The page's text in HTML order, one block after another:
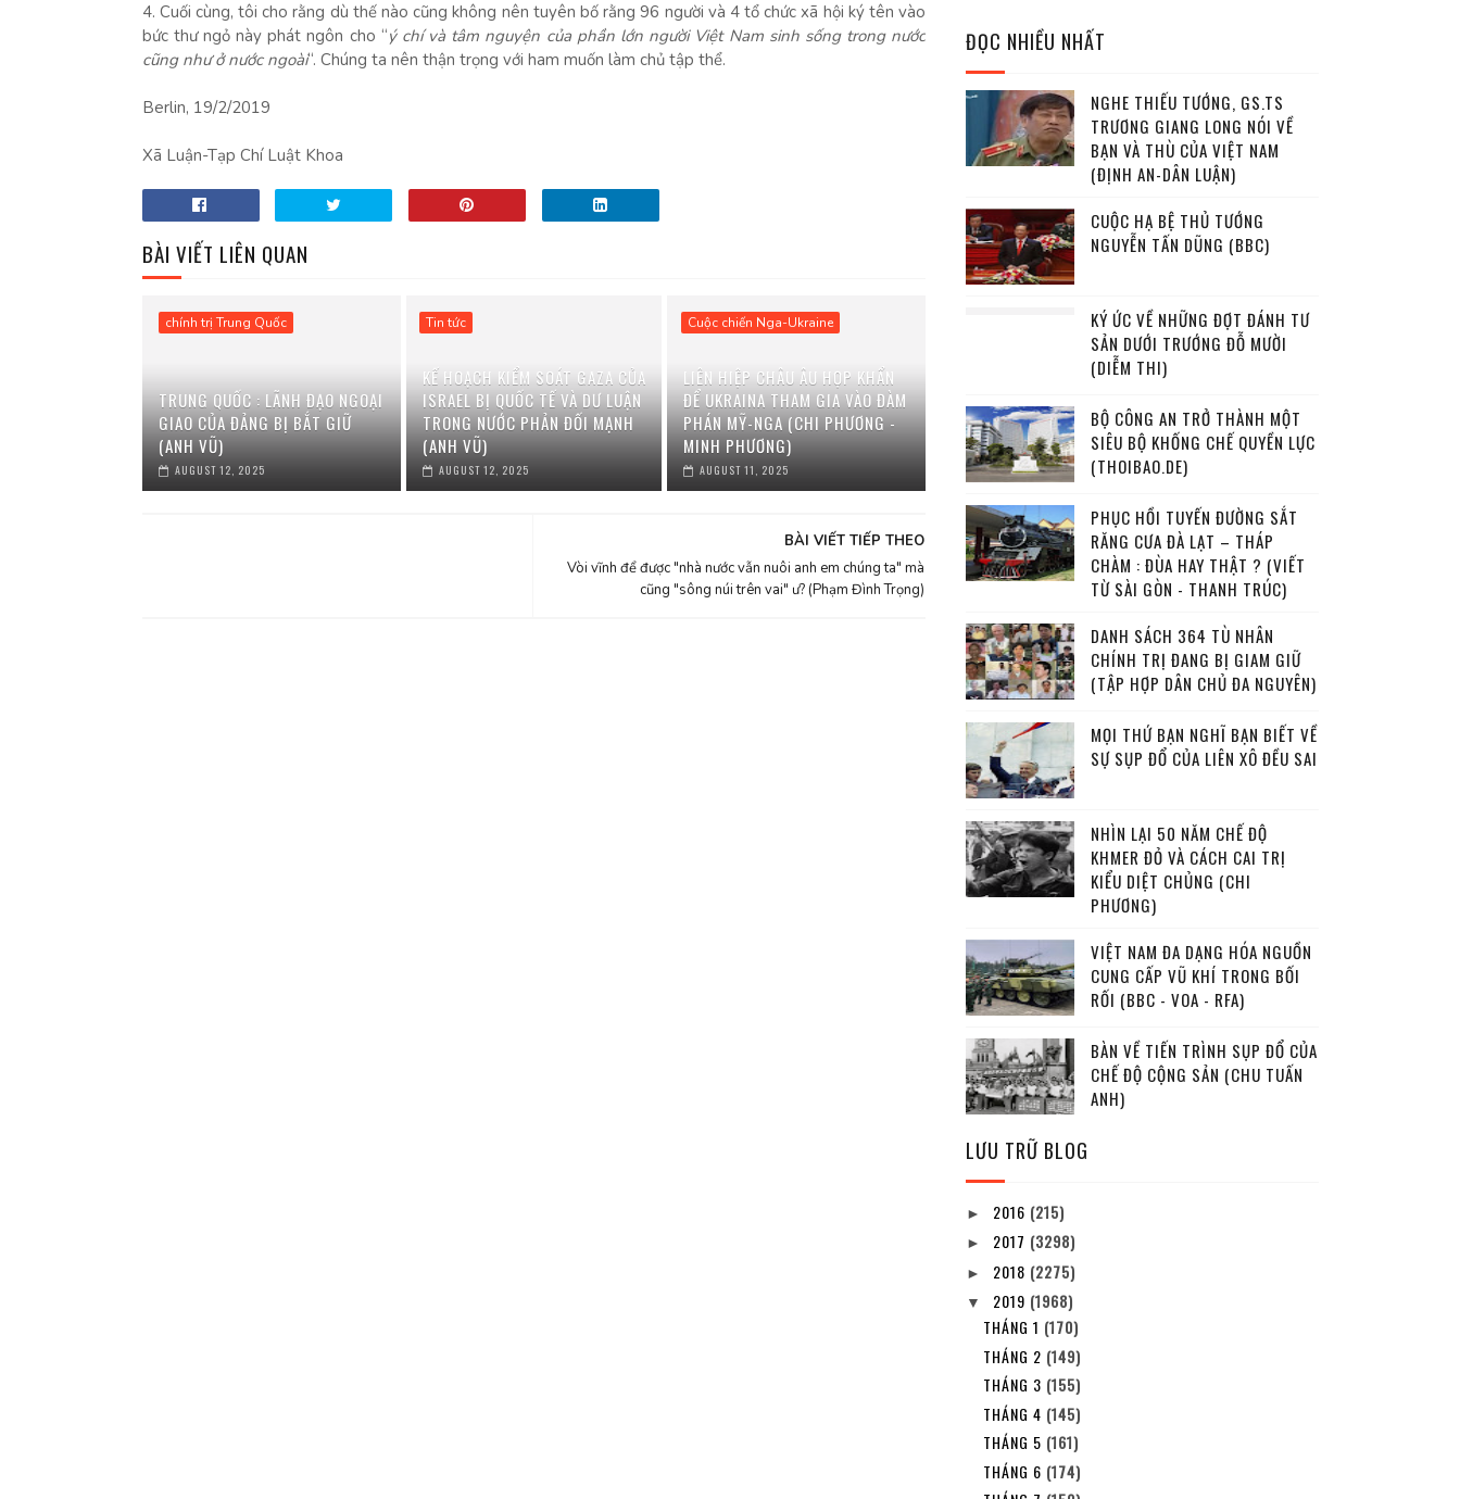
4. Cuối cùng, tôi cho rằng dù thế nào cũng không nên tuyên bố rằng 96 người và 4 tổ chức xã hội ký tên vào
bức thư ngỏ này phát ngôn cho “ý chí và tâm nguyện của phần lớn người Việt Nam sinh sống trong nước
cũng như ở nước ngoài“. Chúng ta nên thận trọng với ham muốn làm chủ tập thể.
Berlin, 19/2/2019
Xã Luận-Tạp Chí Luật Khoa
BÀI VIẾT LIÊN QUAN
chính trị Trung Quốc
TRUNG QUỐC : LÃNH ĐẠO NGOẠI
GIAO CỦA ĐẢNG BỊ BẮT GIỮ
(ANH VŨ)
AUGUST 12, 2025
Tin tức
KẾ HOẠCH KIỂM SOÁT GAZA CỦA
ISRAEL BỊ QUỐC TẾ VÀ DƯ LUẬN
TRONG NƯỚC PHẢN ĐỐI MẠNH
(ANH VŨ)
AUGUST 12, 2025
Cuộc chiến Nga-Ukraine
LIÊN HIỆP CHÂU ÂU HỌP KHẨN
ĐỂ UKRAINA THAM GIA VÀO ĐÀM
PHÁN MỸ-NGA (CHI PHƯƠNG -
MINH PHƯƠNG)
AUGUST 11, 2025
BÀI VIẾT TIẾP THEO
Vòi vĩnh để được "nhà nước vẫn nuôi anh em chúng ta" mà
cũng "sông núi trên vai" ư? (Phạm Đình Trọng)
ĐỌC NHIỀU NHẤT
NGHE THIẾU TƯỚNG, GS.TS
TRƯƠNG GIANG LONG NÓI VỀ
BẠN VÀ THÙ CỦA VIỆT NAM
(ĐỊNH AN-DÂN LUẬN)
CUỘC HẠ BỆ THỦ TƯỚNG
NGUYỄN TẤN DŨNG (BBC)
KÝ ỨC VỀ NHỮNG ĐỢT ĐÁNH TƯ
SẢN DƯỚI TRƯỚNG ĐỖ MƯỜI
(DIỄM THI)
BỘ CÔNG AN TRỞ THÀNH MỘT
SIÊU BỘ KHỐNG CHẾ QUYỀN LỰC
(THOIBAO.DE)
PHỤC HỒI TUYẾN ĐƯỜNG SẮT
RĂNG CƯA ĐÀ LẠT – THÁP
CHÀM : ĐÙA HAY THẬT ? (VIẾT
TỪ SÀI GÒN - THANH TRÚC)
DANH SÁCH 364 TÙ NHÂN
CHÍNH TRỊ ĐANG BỊ GIAM GIỮ
(TẬP HỢP DÂN CHỦ ĐA NGUYÊN)
MỌI THỨ BẠN NGHĨ BẠN BIẾT VỀ
SỰ SỤP ĐỔ CỦA LIÊN XÔ ĐỀU SAI
NHÌN LẠI 50 NĂM CHẾ ĐỘ
KHMER ĐỎ VÀ CÁCH CAI TRỊ
KIỂU DIỆT CHỦNG (CHI
PHƯƠNG)
VIỆT NAM ĐA DẠNG HÓA NGUỒN
CUNG CẤP VŨ KHÍ TRONG BỐI
RỐI (BBC - VOA - RFA)
BÀN VỀ TIẾN TRÌNH SỤP ĐỔ CỦA
CHẾ ĐỘ CỘNG SẢN (CHU TUẤN
ANH)
LƯU TRỮ BLOG
► 2016 (215)
► 2017 (3298)
► 2018 (2275)
▼ 2019 (1968)
THÁNG 1 (170)
THÁNG 2 (149)
THÁNG 3 (155)
THÁNG 4 (145)
THÁNG 5 (161)
THÁNG 6 (174)